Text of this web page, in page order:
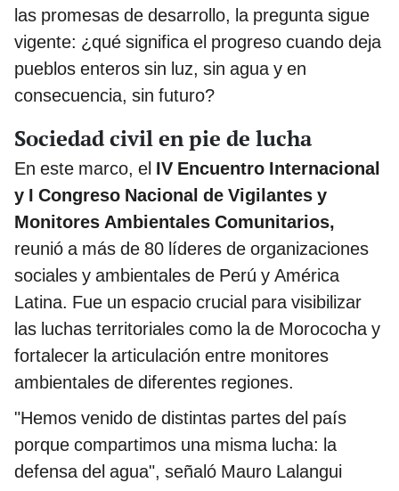
las promesas de desarrollo, la pregunta sigue
vigente: ¿qué significa el progreso cuando deja
pueblos enteros sin luz, sin agua y en
consecuencia, sin futuro?
Sociedad civil en pie de lucha
En este marco, el IV Encuentro Internacional
y I Congreso Nacional de Vigilantes y
Monitores Ambientales Comunitarios,
reunió a más de 80 líderes de organizaciones
sociales y ambientales de Perú y América
Latina. Fue un espacio crucial para visibilizar
las luchas territoriales como la de Morococha y
fortalecer la articulación entre monitores
ambientales de diferentes regiones.
"Hemos venido de distintas partes del país
porque compartimos una misma lucha: la
defensa del agua", señaló Mauro Lalangui